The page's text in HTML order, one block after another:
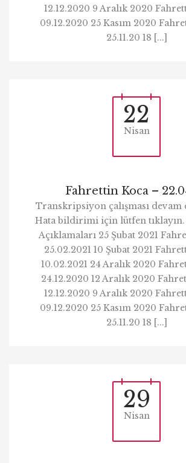
12.12.2020 9 Aralık 2020
09.12.2020 25 Kasım 2020
25.11.20 18 [...]
22
Nisan
Fahrettin Koca –
Transkripsiyon çalışması devam
Hata bildirimi için lütfen tıklayın.
Açıklamaları 25 Şubat 2021
25.02.2021 10 Şubat 2021
10.02.2021 24 Aralık 2020
24.12.2020 12 Aralık 2020
12.12.2020 9 Aralık 2020
09.12.2020 25 Kasım 2020
25.11.20 18 [...]
29
Nisan